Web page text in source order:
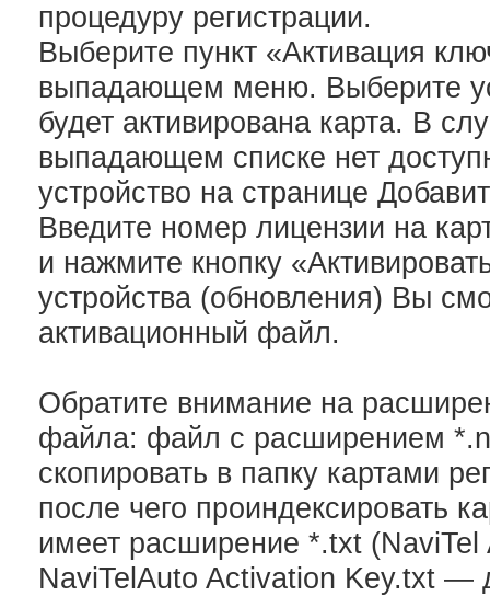
процедуру регистрации.
Выберите пункт «Активация
выпадающем меню. Выберите
будет активирована карта. В
выпадающем списке нет
устройство на странице
Введите номер лицензии на
и нажмите кнопку
устройства (обновления) Вы
активационный файл.
Обратите внимание на
файла: файл с расширением
скопировать в папку картами
после чего проиндексировать
имеет расширение *.txt
NaviTelAuto Activation Key.txt —